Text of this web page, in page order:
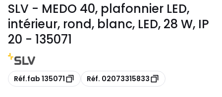
SLV - MEDO 40, plafonnier LED,
intérieur, rond, blanc, LED, 28 W, IP
20 - 135071
Copie
Réf.fab 135071 Copie
Réf. 02073315833